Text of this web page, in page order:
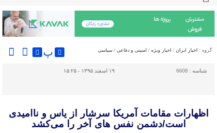
گروه : اخبار ایران / اخبار ویژه / امنیتی و دفاعی / سیاسی پ
شناسه : 6608 ۱۹ اسفند ۱۳۹۵ - ۱۵:۲۵
اظهارات مقامات آمریکا سرشار از یاس و ناامیدی
است/دشمن نفس های آخر را می‌کشد